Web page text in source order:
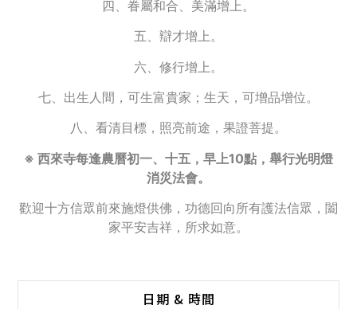
四、眷屬和合、美滿增上。
五、辯才增上。
六、修行增上。
七、出生人間，可生富貴家；生天，可增品增位。
八、看清目標，照亮前途，果證菩提。
※ 西來寺每逢農曆初一、十五，早上10點，舉行光明燈
消災法會。
歡迎十方信眾前來施燈供佛，功德回向所有護法信眾，闔
家平安吉祥，所求如意。
日期 & 時間